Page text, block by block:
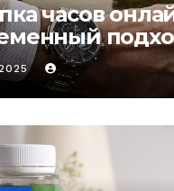
часов
аксессуаров